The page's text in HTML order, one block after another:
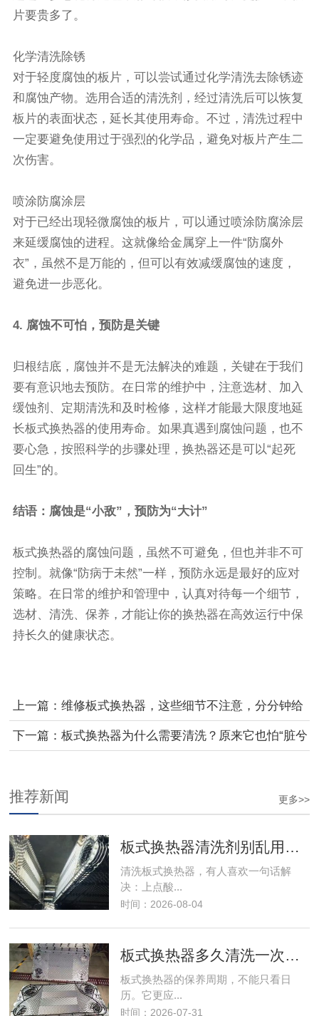
片要贵多了。
化学清洗除锈
对于轻度腐蚀的板片，可以尝试通过化学清洗去除锈迹
和腐蚀产物。选用合适的清洗剂，经过清洗后可以恢复
板片的表面状态，延长其使用寿命。不过，清洗过程中
一定要避免使用过于强烈的化学品，避免对板片产生二
次伤害。
喷涂防腐涂层
对于已经出现轻微腐蚀的板片，可以通过喷涂防腐涂层
来延缓腐蚀的进程。这就像给金属穿上一件“防腐外
衣”，虽然不是万能的，但可以有效减缓腐蚀的速度，
避免进一步恶化。
4. 腐蚀不可怕，预防是关键
归根结底，腐蚀并不是无法解决的难题，关键在于我们
要有意识地去预防。在日常的维护中，注意选材、加入
缓蚀剂、定期清洗和及时检修，这样才能最大限度地延
长板式换热器的使用寿命。如果真遇到腐蚀问题，也不
要心急，按照科学的步骤处理，换热器还是可以“起死
回生”的。
结语：腐蚀是“小敌”，预防为“大计”
板式换热器的腐蚀问题，虽然不可避免，但也并非不可
控制。就像“防病于未然”一样，预防永远是最好的应对
策略。在日常的维护和管理中，认真对待每一个细节，
选材、清洗、保养，才能让你的换热器在高效运行中保
持长久的健康状态。
上一篇： 维修板式换热器，这些细节不注意，分分钟给
你
下一篇： 板式换热器为什么需要清洗？原来它也怕“脏兮
更多>>
推荐新闻
板式换热器清洗剂别乱用，选错可能伤板
清洗板式换热器，有人喜欢一句话解
决：上点酸...
时间：2026-08-04
板式换热器多久清洗一次？别再只靠感觉
板式换热器的保养周期，不能只看日
历。它更应...
时间：2026-07-31